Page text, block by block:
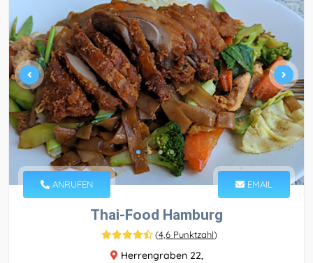
ANRUFEN EMAIL
Thai-Food Hamburg
(4,6 Punktzahl)
Herrengraben 22,